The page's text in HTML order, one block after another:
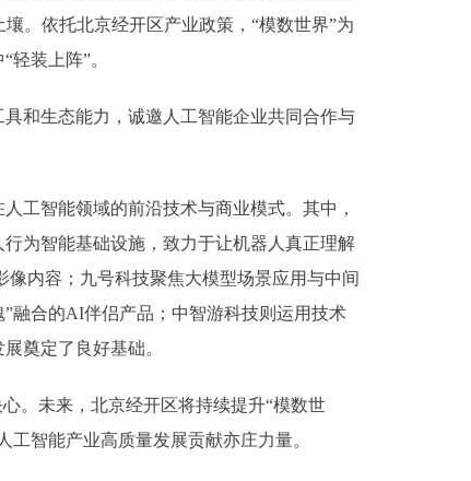
。依托北京经开区产业政策，“模数世界”为
装上阵”。
和生态能力，诚邀人工智能企业共同合作与
智能领域的前沿技术与商业模式。其中，
为智能基础设施，致力于让机器人真正理解
内容；九号科技聚焦大模型场景应用与中间
融合的AI伴侣产品；中智游科技则运用技术
奠定了良好基础。
。未来，北京经开区将持续提升“模数世
智能产业高质量发展贡献亦庄力量。